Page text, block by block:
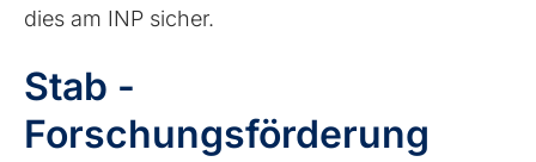
dies am INP sicher.
Stab -
Forschungsförderung